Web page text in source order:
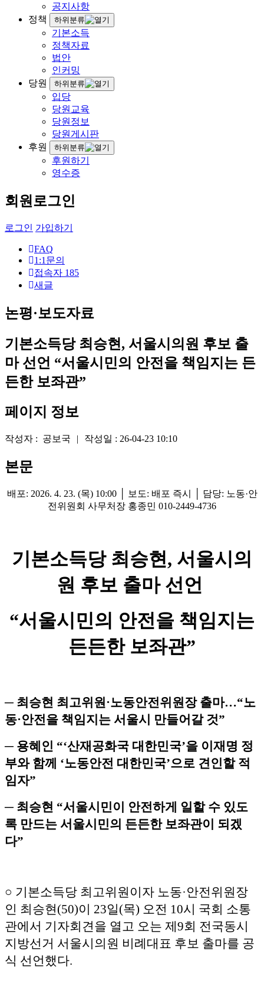
공지사항
정책
하위분류
기본소득
정책자료
법안
인커밍
당원
하위분류
입당
당원교육
당원정보
당원게시판
후원
하위분류
후원하기
영수증
회원로그인
로그인 가입하기
FAQ
1:1문의
접속자 185
새글
논평·보도자료
기본소득당 최승현, 서울시의원 후보 출
마 선언 “서울시민의 안전을 책임지는 든
든한 보좌관”
페이지 정보
작성자 : 공보국 | 작성일 : 26-04-23 10:10
본문
배포: 2026. 4. 23. (목) 10:00 │ 보도: 배포 즉시 │ 담당: 노동·안
전위원회 사무처장 홍종민 010-2449-4736
기본소득당 최승현, 서울시의
원 후보 출마 선언
“서울시민의 안전을 책임지는
든든한 보좌관”
─ 최승현 최고위원·노동안전위원장 출마…“노
동·안전을 책임지는 서울시 만들어갈 것”
─ 용혜인 “‘산재공화국 대한민국’을 이재명 정
부와 함께 ‘노동안전 대한민국’으로 견인할 적
임자”
─ 최승현 “서울시민이 안전하게 일할 수 있도
록 만드는 서울시민의 든든한 보좌관이 되겠
다”
○ 기본소득당 최고위원이자 노동·안전위원장
인 최승현(50)이 23일(목) 오전 10시 국회 소통
관에서 기자회견을 열고 오는 제9회 전국동시
지방선거 서울시의원 비례대표 후보 출마를 공
식 선언했다.